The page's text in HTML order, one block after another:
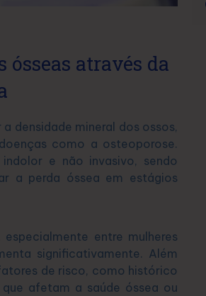
através da
densidade mineral dos ossos,
como a osteoporose.
e não invasivo, sendo
a perda óssea em estágios
entre mulheres
significativamente. Além
de risco, como histórico
afetam a saúde óssea ou